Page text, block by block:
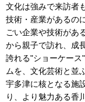
文化は強みで来訪者
技術・産業があるの
ごい企業や技術があ
から親子で訪れ、成
誇れる"ショーケー
ムを、文化芸術と並
宇多津に核となる施
り、より魅力ある香